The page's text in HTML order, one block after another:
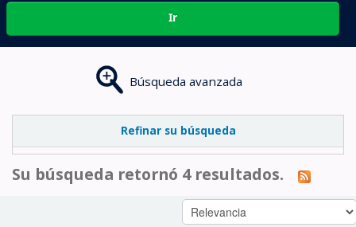
Ir
Búsqueda avanzada
Refinar su búsqueda
Su búsqueda retornó 4 resultados.